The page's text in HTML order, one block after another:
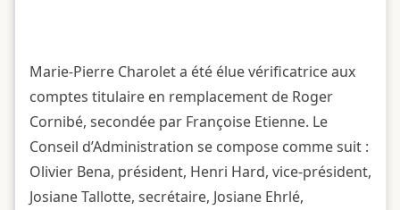
Marie-Pierre Charolet a été élue vérificatrice aux
comptes titulaire en remplacement de Roger
Cornibé, secondée par Françoise Etienne. Le
Conseil d’Administration se compose comme suit :
Olivier Bena, président, Henri Hard, vice-président,
Josiane Tallotte, secrétaire, Josiane Ehrlé,